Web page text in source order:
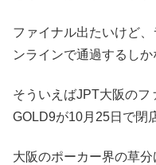
ファイナル出たいけど
ンラインで通過するしか
そういえばJPT大阪のフ
GOLD9が10月25日で閉
大阪のポーカー界の草